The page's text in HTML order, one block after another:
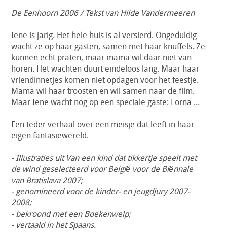
De Eenhoorn 2006 / Tekst van Hilde Vandermeeren
Iene is jarig. Het hele huis is al versierd. Ongeduldig
wacht ze op haar gasten, samen met haar knuffels. Ze
kunnen echt praten, maar mama wil daar niet van
horen. Het wachten duurt eindeloos lang. Maar haar
vriendinnetjes komen niet opdagen voor het feestje.
Mama wil haar troosten en wil samen naar de film.
Maar Iene wacht nog op een speciale gaste: Lorna ...
Een teder verhaal over een meisje dat leeft in haar
eigen fantasiewereld.
- Illustraties uit Van een kind dat tikkertje speelt met
de wind geselecteerd voor België voor de Biënnale
van Bratislava 2007;
- genomineerd voor de kinder- en jeugdjury 2007-
2008;
- bekroond met een Boekenwelp;
- vertaald in het Spaans.